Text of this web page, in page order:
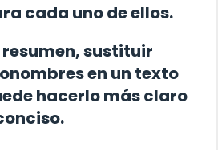
cada uno de ellos.
resumen, sustituir
en un texto
hacerlo más claro